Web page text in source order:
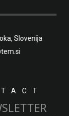
Slovenija